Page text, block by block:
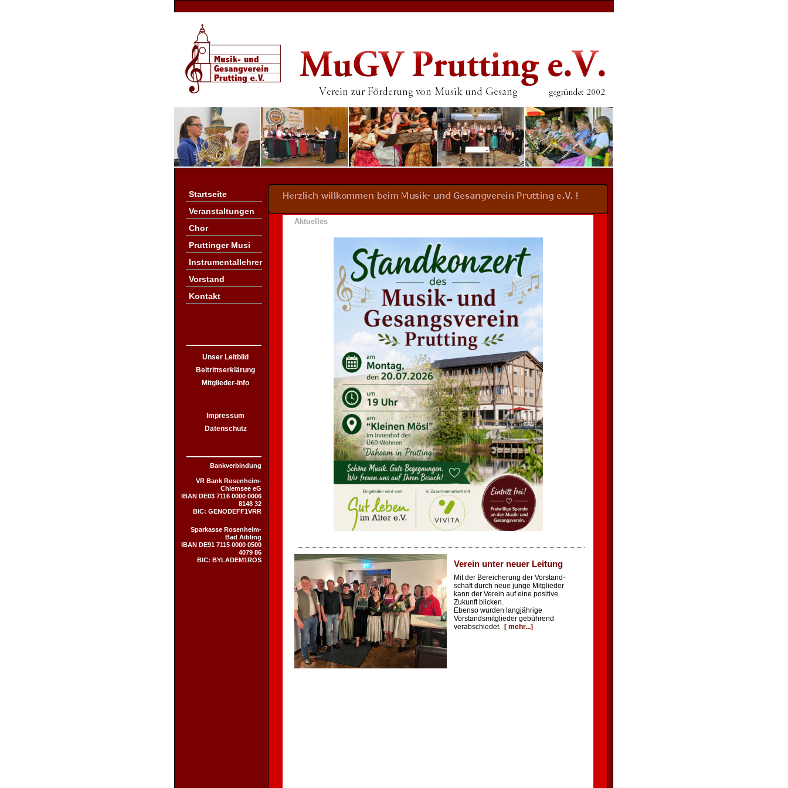
Startseite
Veranstaltungen
Chor
Pruttinger Musi
Instrumentallehrer
Vorstand
Kontakt
Unser Leitbild
Beitrittserklärung
Mitglieder-Info
Impressum
Datenschutz
Bankverbindung
VR Bank Rosenheim-
Chiemsee eG
IBAN DE03 7116 0000 0006
8148 32
BIC: GENODEFF1VRR
Sparkasse Rosenheim-
Bad Aibling
IBAN DE91 7115 0000 0500
4079 86
BIC: BYLADEM1ROS
Aktuelles
Verein unter neuer Leitung
Mit der Bereicherung der Vorstand-
schaft durch neue junge Mitglieder
kann der Verein auf eine positive
Zukunft blicken.
Ebenso wurden langjährige
Vorstandsmitglieder gebührend
verabschiedet. [ mehr...]